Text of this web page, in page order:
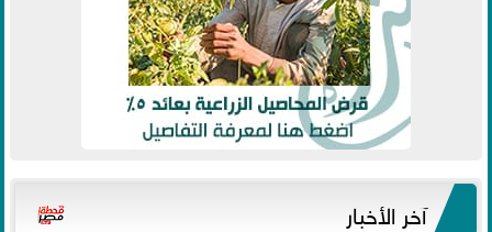
آخر الأخبار